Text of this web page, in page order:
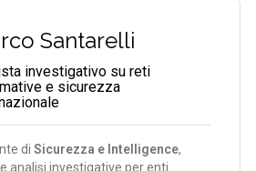
Santarelli
investigativo su reti
e sicurezza
diSicurezza e Intelligence,
analisi investigative per enti